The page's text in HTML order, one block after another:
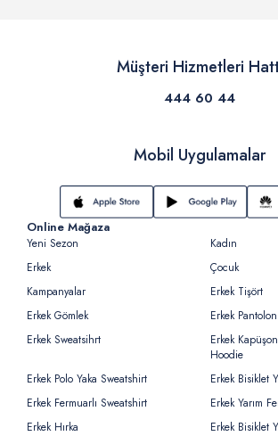
Müşteri Hizmetleri
444 60 44
Mobil Uygulamalar
Online Mağaza
Yeni Sezon
Kadın
Erkek
Çocuk
Kampanyalar
Erkek Tişört
Erkek Gömlek
Erkek Pantolon
Erkek Sweatsihrt
Erkek
Hoodie
Erkek Polo Yaka Sweatshirt
Erkek Bisiklet
Erkek Fermuarlı Sweatshirt
Erkek Yarım
Erkek Hırka
Erkek Bisiklet